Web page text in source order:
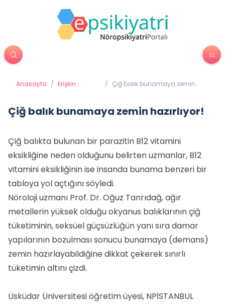
Anasayfa / Erişkin
/ Çiğ balık bunamaya zemin
Çiğ balık bunamaya zemin hazırlıyor!
Çiğ balıkta bulunan bir parazitin B12 vitamini
eksikliğine neden olduğunu belirten uzmanlar, B12
vitamini eksikliğinin ise insanda bunama benzeri bir
tabloya yol açtığını söyledi.
Nöroloji uzmanı Prof. Dr. Oğuz Tanrıdağ, ağır
metallerin yüksek olduğu okyanus balıklarının çiğ
tüketiminin, seksüel güçsüzlüğün yanı sıra damar
yapılarının bozulması sonucu bunamaya (demans)
zemin hazırlayabildiğine dikkat çekerek sınırlı
tüketimin altını çizdi.
Üsküdar Üniversitesi öğretim üyesi, NPİSTANBUL